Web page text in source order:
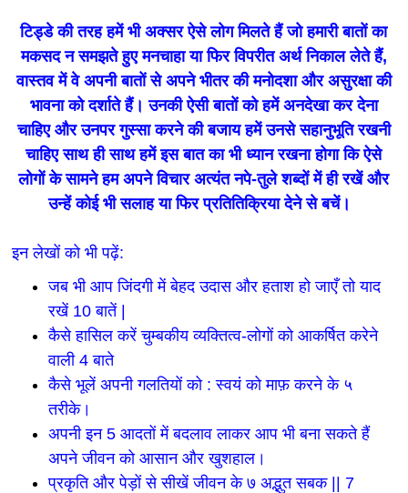
टिड्डे की तरह हमें भी अक्सर ऐसे लोग मिलते हैं जो हमारी बातों का
मकसद न समझते हुए मनचाहा या फिर विपरीत अर्थ निकाल लेते हैं,
वास्तव में वे अपनी बातों से अपने भीतर की मनोदशा और असुरक्षा की
भावना को दर्शाते हैं। उनकी ऐसी बातों को हमें अनदेखा कर देना
चाहिए और उनपर गुस्सा करने की बजाय हमें उनसे सहानुभूति रखनी
चाहिए साथ ही साथ हमें इस बात का भी ध्यान रखना होगा कि ऐसे
लोगों के सामने हम अपने विचार अत्यंत नपे-तुले शब्दों में ही रखें और
उन्हें कोई भी सलाह या फिर प्रतितिक्रिया देने से बचें।
इन लेखों को भी पढ़ें:
जब भी आप जिंदगी में बेहद उदास और हताश हो जाएँ तो याद
रखें 10 बातें |
कैसे हासिल करें चुम्बकीय व्यक्तित्व-लोगों को आकर्षित करेने
वाली 4 बाते
कैसे भूलें अपनी गलतियों को : स्वयं को माफ़ करने के ५
तरीके।
अपनी इन 5 आदतों में बदलाव लाकर आप भी बना सकते हैं
अपने जीवन को आसान और खुशहाल।
प्रकृति और पेड़ों से सीखें जीवन के ७ अद्भुत सबक || 7